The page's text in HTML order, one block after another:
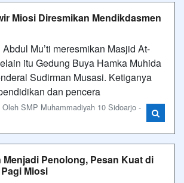
Miosi Diresmikan Mendikdasmen
Mu’ti meresmikan Masjid At-
itu Gedung Buya Hamka Muhida
Sudirman Musasi. Ketiganya
dan pencera
SMP Muhammadiyah 10 Sidoarjo -
Penolong, Pesan Kuat di
Miosi